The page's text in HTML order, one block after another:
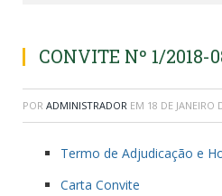
CONVITE Nº 1/2018-
POR ADMINISTRADOR EM 18 DE JANEIRO
Termo de Adjudicação e
Carta Convite